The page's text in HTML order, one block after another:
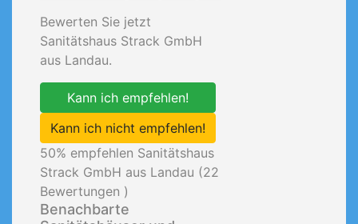
Bewerten Sie jetzt
Sanitätshaus Strack GmbH
aus Landau.
Kann ich empfehlen!
Kann ich nicht empfehlen!
50% empfehlen Sanitätshaus
Strack GmbH aus Landau (22
Bewertungen )
Benachbarte